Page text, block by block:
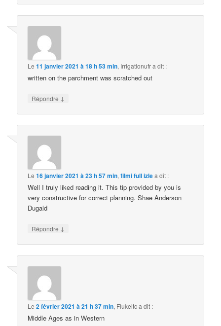
Le11 janvier 2021 à 18 h 53 min, Irrigationufra dit :
written on the parchment was scratched out
Répondre ↓
Le16 janvier 2021 à 23 h 57 min,filmi full izlea dit :
Well I truly liked reading it. This tip provided by you is
very constructive for correct planning. Shae Anderson
Dugald
Répondre ↓
Le2 février 2021 à 21 h 37 min, Flukeltca dit :
Middle Ages as in Western